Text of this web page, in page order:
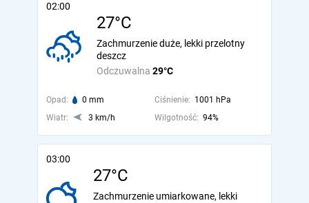
02:00
27°C
Odczuwalna 29°C
Zachmurzenie duże, lekki przelotny
deszcz
Opad: 0 mm Ciśnienie: 1001 hPa
Wiatr:
3 km/h Wilgotność: 94%
03:00
27°C
Zachmurzenie umiarkowane, lekki